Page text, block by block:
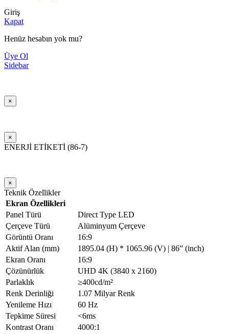
Giriş
Kapat
Henüz hesabın yok mu?
Üye Ol
Sidebar
×
×
ENERJİ ETİKETİ (86-7)
×
Teknik Özellikler
Ekran Özellikleri
Panel Türü
Direct Type LED
Çerçeve Türü
Alüminyum Çerçeve
Görüntü Oranı
16:9
Aktif Alan (mm)
1895.04 (H) * 1065.96 (V) | 86” (inch)
Ekran Oranı
16:9
Çözünürlük
UHD 4K (3840 x 2160)
Parlaklık
≥400cd/m²
Renk Derinliği
1.07 Milyar Renk
Yenileme Hızı
60 Hz
Tepkime Süresi
<6ms
Kontrast Oranı
4000:1